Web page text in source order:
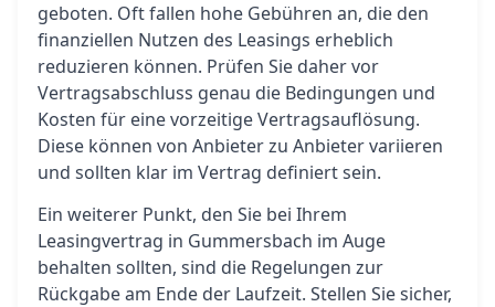
geboten. Oft fallen hohe Gebühren an, die den
finanziellen Nutzen des Leasings erheblich
reduzieren können. Prüfen Sie daher vor
Vertragsabschluss genau die Bedingungen und
Kosten für eine vorzeitige Vertragsauflösung.
Diese können von Anbieter zu Anbieter variieren
und sollten klar im Vertrag definiert sein.
Ein weiterer Punkt, den Sie bei Ihrem
Leasingvertrag in Gummersbach im Auge
behalten sollten, sind die Regelungen zur
Rückgabe am Ende der Laufzeit. Stellen Sie sicher,